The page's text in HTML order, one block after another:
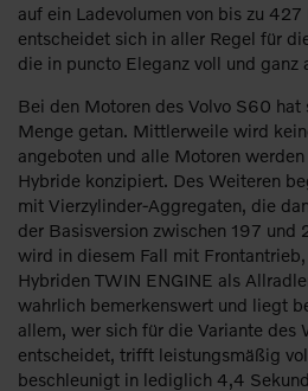
auf ein Ladevolumen von bis zu
entscheidet sich in aller Regel für
die in puncto Eleganz voll und ganz
Bei den Motoren des Volvo S60 hat
Menge getan. Mittlerweile wird
angeboten und alle Motoren
Hybride konzipiert. Des Weiteren
mit Vierzylinder-Aggregaten, die
der Basisversion zwischen 197 und
wird in diesem Fall mit
Hybriden TWIN ENGINE als
wahrlich bemerkenswert und liegt
allem, wer sich für die Variante des
entscheidet, trifft leistungsmäßig
beschleunigt in lediglich 4,4